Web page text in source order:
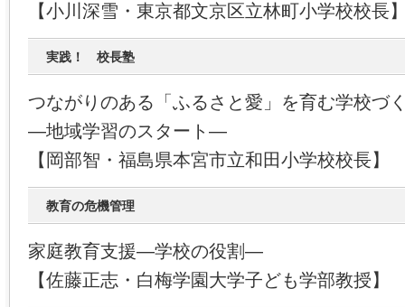
【小川深雪・東京都文京区立林町小学校校長
実践！ 校長塾
つながりのある「ふるさと愛」を育む学校づ
―地域学習のスタート―
【岡部智・福島県本宮市立和田小学校校長】
教育の危機管理
家庭教育支援―学校の役割―
【佐藤正志・白梅学園大学子ども学部教授】